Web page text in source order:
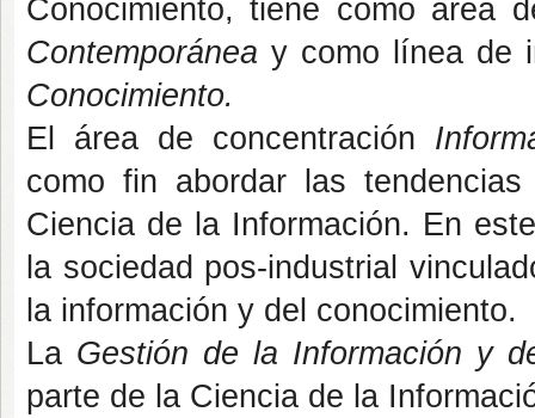
Conocimiento, tiene como área
Contemporánea y como línea de
Conocimiento.
El área de concentración
como fin abordar las
Ciencia de la Información. En
la sociedad pos-industrial
la información y del conocimiento.
La Gestión de la Información y
parte de la Ciencia de la